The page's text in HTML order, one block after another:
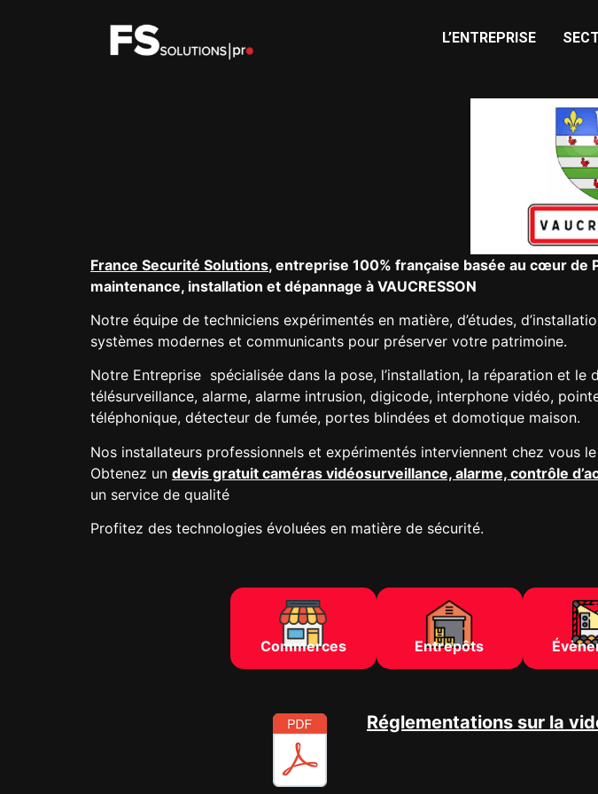
L’ENTREPRISE
France Securité Solutions, entreprise 100% française basée au cœur de
maintenance, installation et dépannage à VAUCRESSON
Notre équipe de techniciens expérimentés en matière, d’études,
systèmes modernes et communicants pour préserver votre patrimoine.
Notre Entreprise spécialisée dans la pose, l’installation, la réparation et
télésurveillance, alarme, alarme intrusion, digicode, interphone vidéo,
téléphonique, détecteur de fumée, portes blindées et domotique maison.
Nos installateurs professionnels et expérimentés interviennent chez vous
Obtenez un devis gratuit caméras vidéosurveillance, alarme, contrôle
un service de qualité
Profitez des technologies évoluées en matière de sécurité.
Commerces Entrepôts
Réglementations sur la